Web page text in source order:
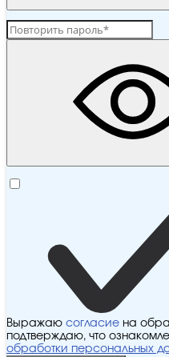
Выражаю согласие на
подтверждаю, что
обработки персональных